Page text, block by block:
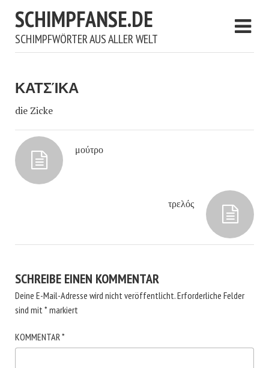
SCHIMPFANSE.DE
SCHIMPFWÖRTER AUS ALLER WELT
ΚΑΤΣΊΚΑ
die Zicke
μούτρο
τρελός
SCHREIBE EINEN KOMMENTAR
Deine E-Mail-Adresse wird nicht veröffentlicht.Erforderliche Felder
sind mit*markiert
KOMMENTAR*